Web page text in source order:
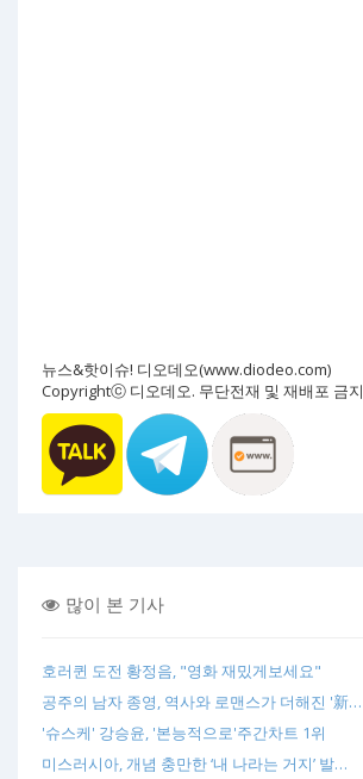
뉴스&핫이슈! 디오데오(www.diodeo.com)
Copyrightⓒ 디오데오. 무단전재 및 재배포 금지
많이 본 기사
호러퀸 도전 황정음, "영화 재밌게보세요"
공주의 남자 종영, 역사와 로맨스가 더해진 '新…
'슈스케' 강승윤, '본능적으로'주간차트 1위
미스러시아, 개념 충만한 ‘내 나라는 거지’ 발…